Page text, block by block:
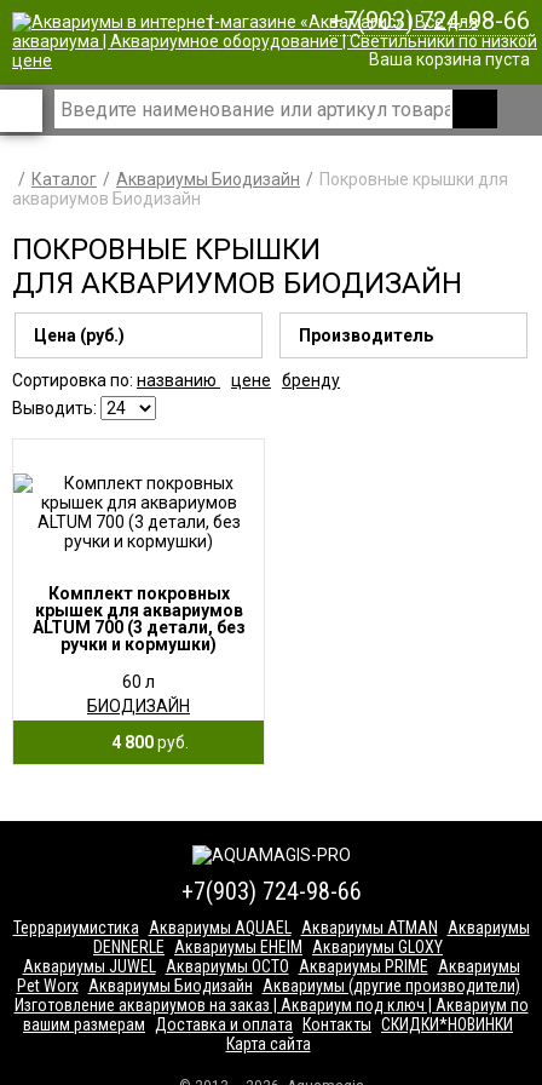
| +7(903) 724-98-66
Ваша корзина пуста
Каталог Аквариумы Биодизайн
Покровные крышки для
аквариумов Биодизайн
ПОКРОВНЫЕ КРЫШКИ
ДЛЯ АКВАРИУМОВ БИОДИЗАЙН
Цена (руб.) Производитель
Сортировка по: названию цене
бренду
Выводить:
Комплект покровных
крышек для аквариумов
ALTUM 700 (3 детали, без
ручки и кормушки)
60 л
БИОДИЗАЙН
4 800руб.
+7(903) 724-98-66
Террариумистика Аквариумы AQUAEL Аквариумы ATMAN
Аквариумы
DENNERLE
Аквариумы EHEIM
Аквариумы GLOXY
Аквариумы JUWEL
Аквариумы OCTO Аквариумы PRIME
Аквариумы
Pet Worx Аквариумы Биодизайн
Аквариумы (другие производители)
Изготовление аквариумов на заказ | Аквариум под ключ | Аквариум по
вашим размерам
Доставка и оплата Контакты СКИДКИ*НОВИНКИ
Карта сайта